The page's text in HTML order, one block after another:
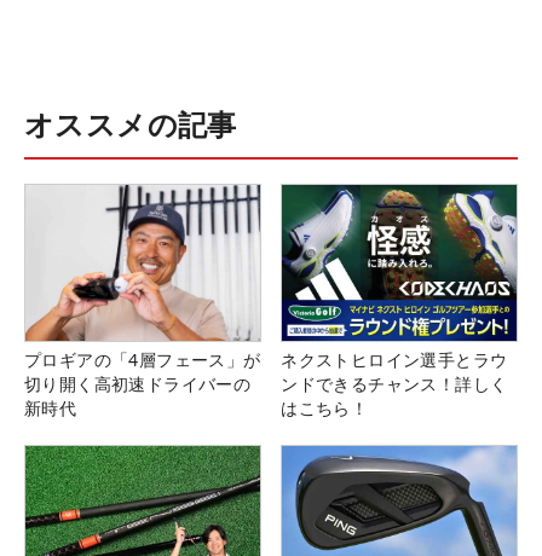
オススメの記事
プロギアの「4層フェース」が
切り開く高初速ドライバーの
新時代
ネクストヒロイン選手とラウ
ンドできるチャンス！詳しく
はこちら！